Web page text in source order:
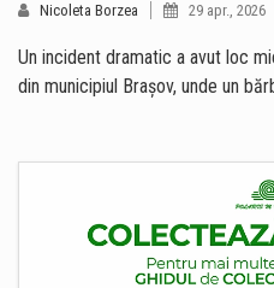
Nicoleta Borzea 29 apr., 2026
Un incident dramatic a avut loc
din municipiul Brașov, unde un